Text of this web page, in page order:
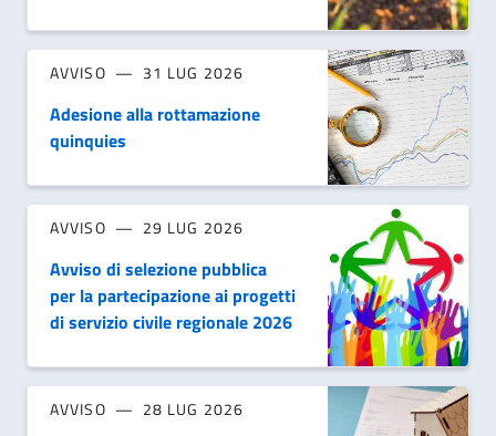
AVVISO 31 LUG 2026
Adesione alla rottamazione
quinquies
AVVISO 29 LUG 2026
Avviso di selezione pubblica
per la partecipazione ai progetti
di servizio civile regionale 2026
AVVISO 28 LUG 2026